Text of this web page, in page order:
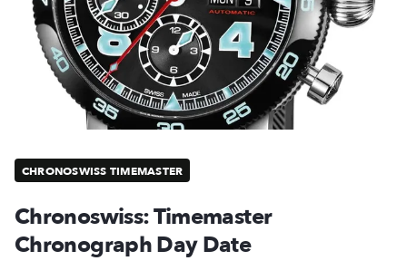
CHRONOSWISS TIMEMASTER
Chronoswiss: Timemaster
Chronograph Day Date